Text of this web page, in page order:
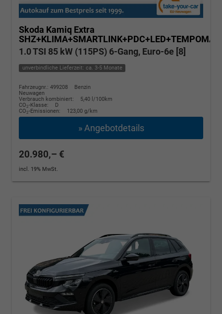
Skoda Kamiq Extra
SHZ+KLIMA+SMARTLINK+PDC+LED+TEMPOMAT
1.0 TSI 85 kW (115PS) 6-Gang, Euro-6e [8]
unverbindliche Lieferzeit: ca. 3-5 Monate
Fahrzeugnr.: 499208
Benzin
Neuwagen
Verbrauch kombiniert:
5,40 l/100km
CO2-Klasse:
D
CO2-Emissionen: 123,00 g/km
» Angebotdetails
20.980,– €
incl. 19% MwSt.